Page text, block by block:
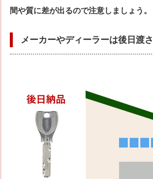
間や質に差が出るので注意しましょう。
メーカーやディーラーは後日渡